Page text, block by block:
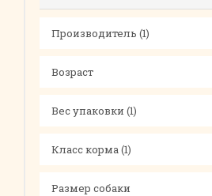
Производитель (1)
Возраст
Вес упаковки (1)
Класс корма(1)
Размер собаки